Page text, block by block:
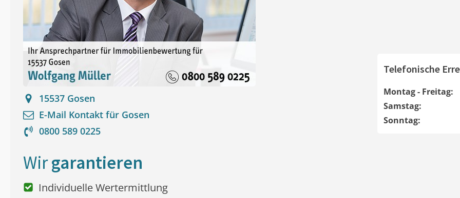
15537 Gosen
E-Mail Kontakt für Gosen
0800 589 0225
Telefonische
Montag - Freitag:
Samstag:
Sonntag:
Wirgarantieren
Individuelle Wertermittlung